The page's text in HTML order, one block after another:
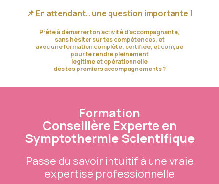
📌 En attendant… une question importante !
Prête à démarrer ton activité d’accompagnante,
sans hésiter sur tes compétences, et
avec une formation complète, certifiée, et conçue
pour te rendre pleinement
légitime et opérationnelle
dès tes premiers accompagnements ?
Formation
Conseillère Experte en
Symptothermie Scientifique
Passe du savoir intuitif à une vraie
expertise professionnelle